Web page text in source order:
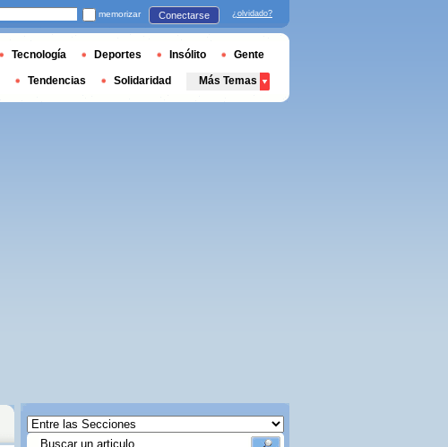
memorizar Conectarse ¿olvidado?
Tecnología Deportes Insólito Gente
Tendencias Solidaridad Más Temas